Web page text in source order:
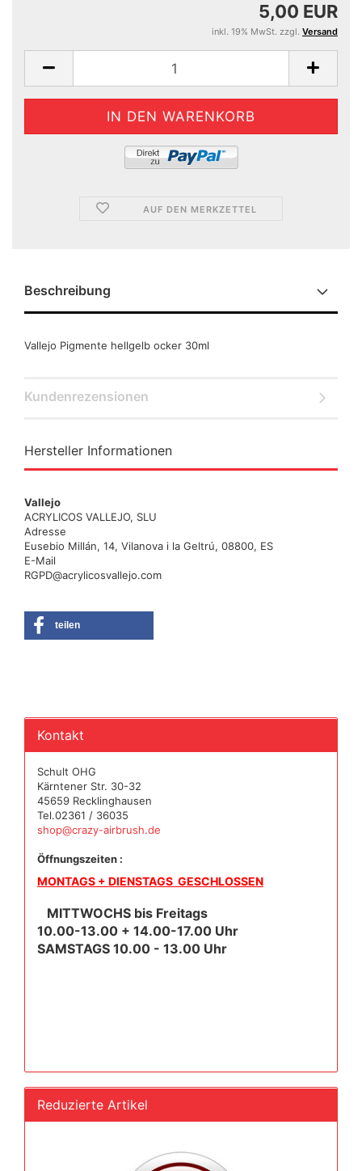
5,00 EUR
inkl. 19% MwSt. zzgl. Versand
AUF DEN MERKZETTEL
Beschreibung
Vallejo Pigmente hellgelb ocker 30ml
Kundenrezensionen
Hersteller Informationen
Vallejo
ACRYLICOS VALLEJO, SLU
Adresse
Eusebio Millán, 14, Vilanova i la Geltrú, 08800, ES
E-Mail
RGPD@acrylicosvallejo.com
teilen
Kontakt
Schult OHG
Kärntener Str. 30-32
45659 Recklinghausen
Tel.02361 / 36035
shop@crazy-airbrush.de
Öffnungszeiten :
MONTAGS + DIENSTAGS GESCHLOSSEN
MITTWOCHS bis Freitags
10.00-13.00 + 14.00-17.00 Uhr
SAMSTAGS 10.00 - 13.00 Uhr
Reduzierte Artikel